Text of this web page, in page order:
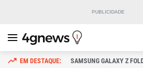
SAMSUNG GALAXY Z